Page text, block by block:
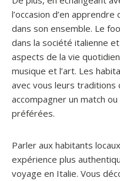
l’occasion d’en
dans son ensemble. Le
dans la société italienne
aspects de la vie
musique et l’art. Les
avec vous leurs
accompagner un match
préférées.
Parler aux habitants
expérience plus
voyage en Italie. Vous